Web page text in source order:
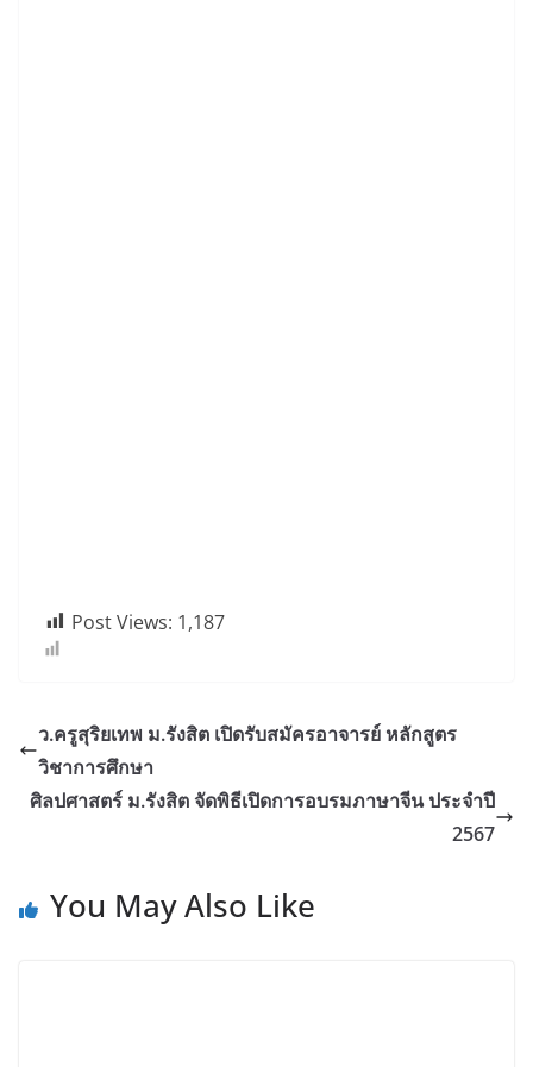
Post Views: 1,187
ว.ครูสุริยเทพ ม.รังสิต เปิดรับสมัครอาจารย์ หลักสูตร
วิชาการศึกษา
ศิลปศาสตร์ ม.รังสิต จัดพิธีเปิดการอบรมภาษาจีน ประจำปี
2567
You May Also Like